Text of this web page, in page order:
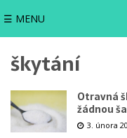
☰ MENU
škytání
Otravná
žádnou
3. února